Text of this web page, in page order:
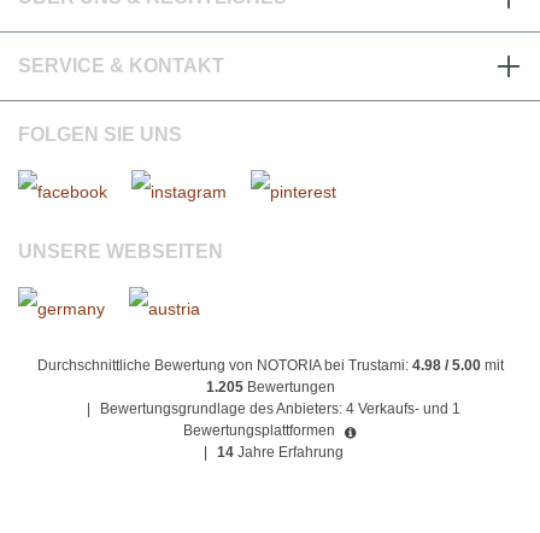
SERVICE & KONTAKT
FOLGEN SIE UNS
UNSERE WEBSEITEN
Durchschnittliche Bewertung von NOTORIA bei Trustami: 4.98 / 5.00mit
1.205 Bewertungen
Bewertungsgrundlage des Anbieters: 4 Verkaufs- und 1
Bewertungsplattformen
14 Jahre Erfahrung